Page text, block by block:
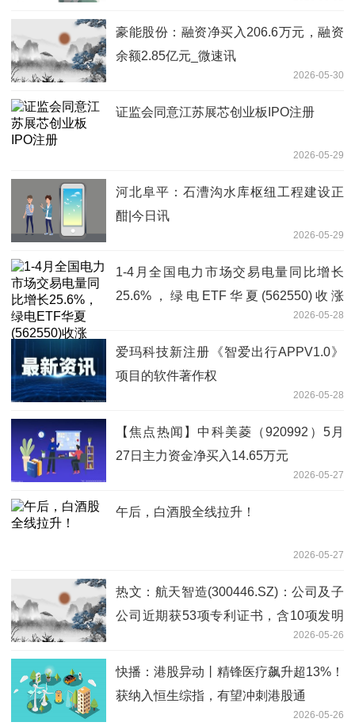
豪能股份：融资净买入206.6万元，融资
余额2.85亿元_微速讯
2026-05-30
证监会同意江苏展芯创业板IPO注册
2026-05-29
河北阜平：石漕沟水库枢纽工程建设正
酣|今日讯
2026-05-29
1-4月全国电力市场交易电量同比增长
25.6%，绿电ETF华夏(562550)收涨
2026-05-28
爱玛科技新注册《智爱出行APPV1.0》
项目的软件著作权
2026-05-28
【焦点热闻】中科美菱（920992）5月
27日主力资金净买入14.65万元
2026-05-27
午后，白酒股全线拉升！
2026-05-27
热文：航天智造(300446.SZ)：公司及子
公司近期获53项专利证书，含10项发明
2026-05-26
快播：港股异动丨精锋医疗飙升超13%！
获纳入恒生综指，有望冲刺港股通
2026-05-26